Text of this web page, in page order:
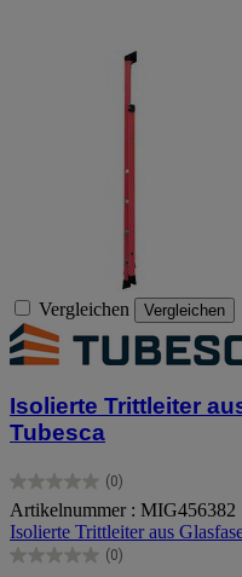
Vergleichen Vergleichen
Isolierte Trittleiter
Tubesca
(0)
0.0
von
5
Sternen.
Artikelnummer : MIG456382
Isolierte Trittleiter aus
(0)
0.0